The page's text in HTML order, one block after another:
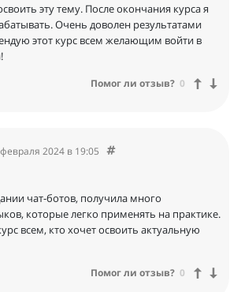
эту тему. После окончания курса я
Очень доволен результатами
этот курс всем желающим войти в
Помог ли отзыв? 0
2024 в 19:05
чат-ботов, получила много
которые легко применять на практике.
всем, кто хочет освоить актуальную
Помог ли отзыв? 0